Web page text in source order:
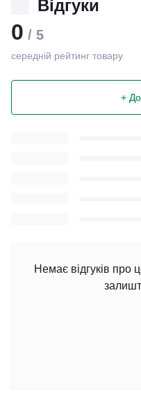
Відгуки
0 / 5
середній рейтинг товару
+
Немає відгуків про